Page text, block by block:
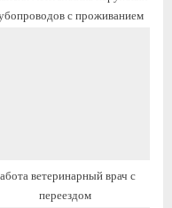
с проживанием
ветеринарный врач с
переездом